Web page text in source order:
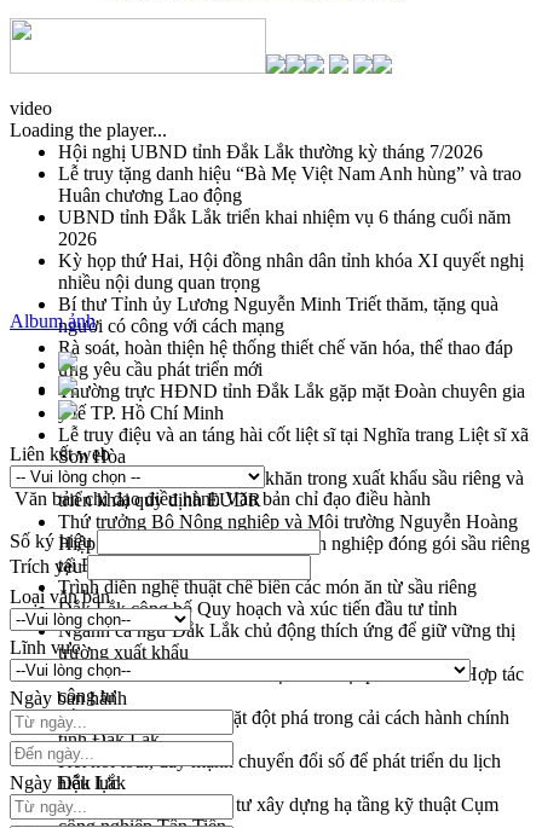
video
Loading the player...
Hội nghị UBND tỉnh Đắk Lắk thường kỳ tháng 7/2026
Lễ truy tặng danh hiệu “Bà Mẹ Việt Nam Anh hùng” và trao
Huân chương Lao động
UBND tỉnh Đắk Lắk triển khai nhiệm vụ 6 tháng cuối năm
2026
Kỳ họp thứ Hai, Hội đồng nhân dân tỉnh khóa XI quyết nghị
nhiều nội dung quan trọng
Bí thư Tỉnh ủy Lương Nguyễn Minh Triết thăm, tặng quà
người có công với cách mạng
Rà soát, hoàn thiện hệ thống thiết chế văn hóa, thể thao đáp
ứng yêu cầu phát triển mới
Thường trực HĐND tỉnh Đắk Lắk gặp mặt Đoàn chuyên gia
y tế TP. Hồ Chí Minh
Lễ truy điệu và an táng hài cốt liệt sĩ tại Nghĩa trang Liệt sĩ xã
Sơn Hòa
Bàn giải pháp tháo gỡ khó khăn trong xuất khẩu sầu riêng và
triển khai quy định EUDR
Thứ trưởng Bộ Nông nghiệp và Môi trường Nguyễn Hoàng
Hiệp khảo sát vùng trồng và doanh nghiệp đóng gói sầu riêng
tại Đắk Lắk
Trình diễn nghệ thuật chế biến các món ăn từ sầu riêng
Đắk Lắk công bố Quy hoạch và xúc tiến đầu tư tỉnh
Ngành cá ngừ Đắk Lắk chủ động thích ứng để giữ vững thị
trường xuất khẩu
Diễn đàn Kinh tế tư nhân Việt Nam đột phá cơ chế - Hợp tác
công tư
Đề án 06 tạo bước ngoặt đột phá trong cải cách hành chính
tỉnh Đắk Lắk
Kết nối tour, đẩy mạnh chuyển đổi số để phát triển du lịch
Đắk Lắk
Khởi động Dự án Đầu tư xây dựng hạ tầng kỹ thuật Cụm
Album ảnh
Liên kết web
Văn bản chỉ đạo điều hành Văn bản chỉ đạo điều hành
Số ký hiệu
Trích yếu
Loại văn bản
Lĩnh vực
Ngày ban hành
Ngày hiệu lực